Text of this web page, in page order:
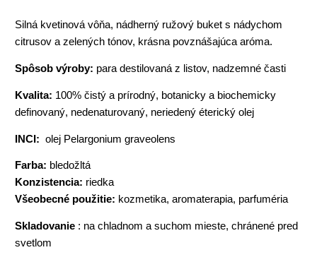
Silná kvetinová vôňa, nádherný ružový buket s nádychom
citrusov a zelených tónov, krásna povznášajúca aróma.
Spôsob výroby: para destilovaná z listov, nadzemné časti
Kvalita: 100% čistý a prírodný, botanicky a biochemicky
definovaný, nedenaturovaný, neriedený éterický olej
INCI: olej Pelargonium graveolens
Farba: bledožltá
Konzistencia: riedka
Všeobecné použitie: kozmetika, aromaterapia, parfuméria
Skladovanie : na chladnom a suchom mieste, chránené pred
svetlom